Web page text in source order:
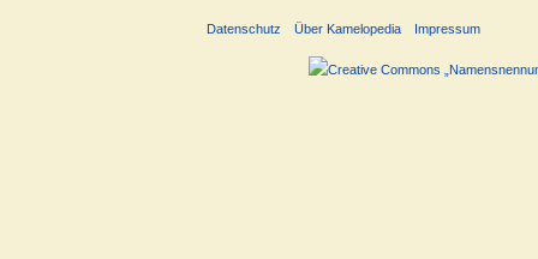
Datenschutz Über Kamelopedia Impressum